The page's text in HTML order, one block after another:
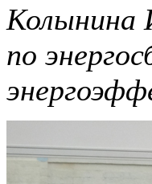
Колынина
по